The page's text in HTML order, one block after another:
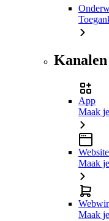
Kanalen
App
Maak
Website
Maak
Maak